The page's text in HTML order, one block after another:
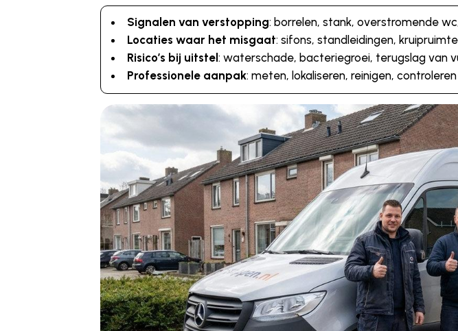
Signalen van verstopping: borrelen, stank, overstromende
Locaties waar het misgaat: sifons, standleidingen,
Risico’s bij uitstel: waterschade, bacteriegroei, terugslag van
Professionele aanpak: meten, lokaliseren, reinigen,